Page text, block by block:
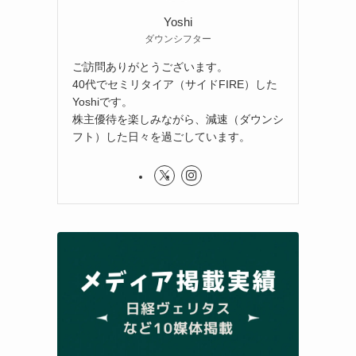
Yoshi
ダウンシフター
ご訪問ありがとうございます。
40代でセミリタイア（サイドFIRE）した
Yoshiです。
株主優待を楽しみながら、減速（ダウンシ
フト）した日々を過ごしています。